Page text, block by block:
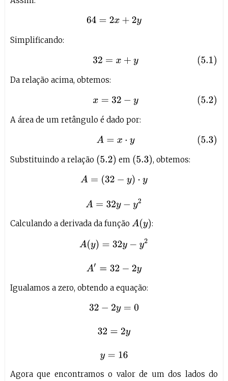
64=2x+2y
Simplificando:
(5.1)32= x+y
Da relação acima, obtemos:
(5.2) x=32− y
A área de um retângulo é dado por:
(5.3)A =x⋅ y
Substituindo a relação (5.2) em (5.3) , obtemos:
=( 32− y)⋅y A=32 y−y
Calculando a derivada da função A(y) :
y)=32 y− y2 A′ =32−2
Igualamos a zero, obtendo a equação:
2y=0 32= 2y y=
Agora que encontramos o valor de um dos lados do